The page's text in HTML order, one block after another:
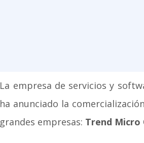
La empresa de servicios y
ha anunciado la
grandes empresas: Trend Micro